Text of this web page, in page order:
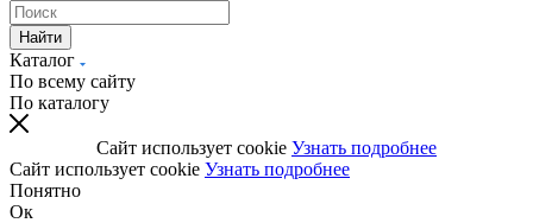
Найти
Каталог
По всему сайту
По каталогу
Сайт использует cookie Узнать подробнее
Сайт использует cookie Узнать подробнее
Понятно
Ок